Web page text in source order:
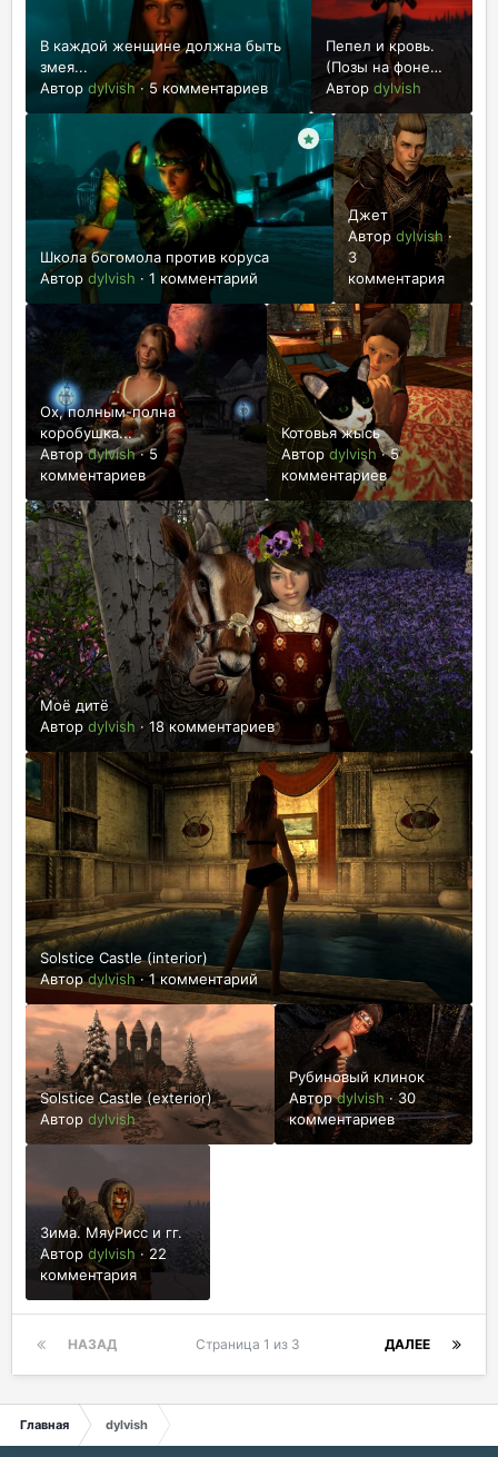
В каждой женщине должна быть
змея...
Автор dylvish· 5 комментариев
Пепел и кровь.
(Позы на фоне
заката)
Автор dylvish
Школа богомола против коруса
Автор dylvish · 1 комментарий
Джет
Авторdylvish·
3
комментария
Ох, полным-полна
коробушка...
Авторdylvish·5
комментариев
Котовья жысь
Авторdylvish·5
комментариев
Моё дитё
Автор dylvish · 18 комментариев
Solstice Castle (interior)
Авторdylvish· 1 комментарий
Solstice Castle (exterior)
Автор dylvish
Рубиновый клинок
Авторdylvish·30
комментариев
Зима. МяуРисс и гг.
Автор dylvish · 22
комментария
НАЗАД ДАЛЕЕ
Страница 1 из 3
Главная dylvish